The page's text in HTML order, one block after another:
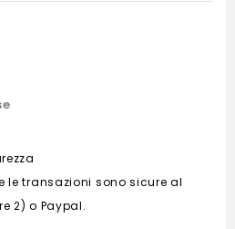
le transazioni sono sicure al
2) o Paypal.